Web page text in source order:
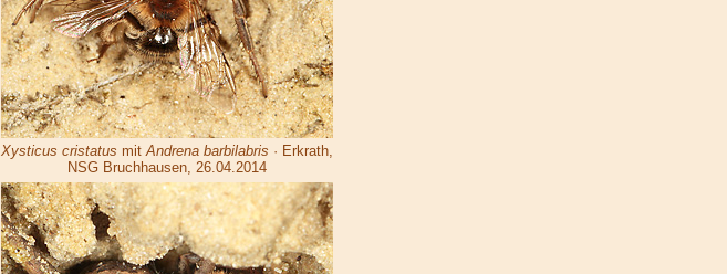
Xysticus cristatus mit Andrena barbilabris · Erkrath,
NSG Bruchhausen, 26.04.2014